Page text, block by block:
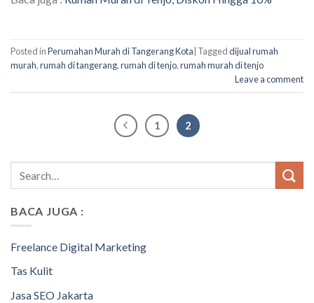
Posted inPerumahan Murah di Tangerang Kota Taggeddijual rumah
murah,rumah di tangerang,rumah di tenjo,rumah murah di tenjo
Leave a comment
1 2
BACA JUGA :
Freelance Digital Marketing
Tas Kulit
Jasa SEO Jakarta